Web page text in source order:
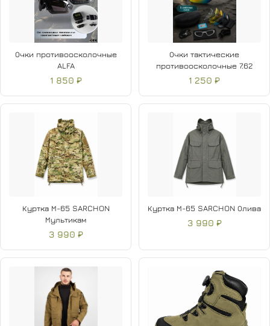
Очки противоосколочные
ALFA
1 850 ₽
Очки тактические
противоосколочные 7.62
1 250 ₽
Куртка М-65 SARCHON
Мультикам
3 990 ₽
Куртка М-65 SARCHON Олива
3 990 ₽